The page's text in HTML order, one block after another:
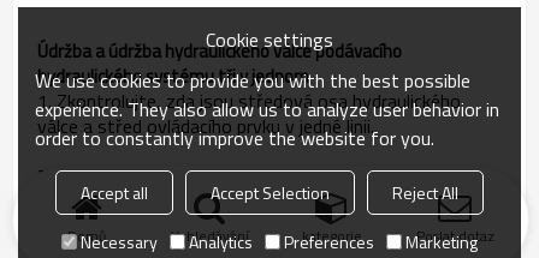
Údržba a údržba hydraulického válce podávacího
hydraulického systému tři v jednom
1. Zkontrolujte, zda jsou středová osa hydraulického
válce a střed ovládacího prvku v jedné linii.
2. Dávejte pozor, abyste tyč ničím nezasekli.
Domů Vyhledávání kategorie Poslat dotaz
Cookie settings
We use cookies to provide you with the best possible
experience. They also allow us to analyze user behavior in
order to constantly improve the website for you.
Accept all Accept Selection
Reject All
Necessary
Analytics Preferences Marketing